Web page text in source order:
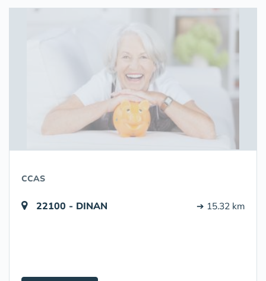
CCAS
22100 - DINAN ➔ 15.32 km